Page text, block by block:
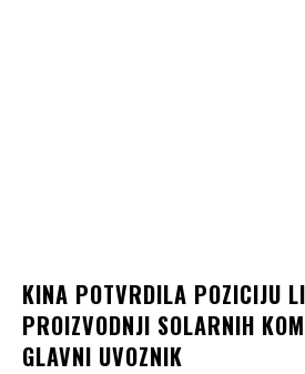
KINA POTVRDILA POZICIJU
PROIZVODNJI SOLARNIH
GLAVNI UVOZNIK